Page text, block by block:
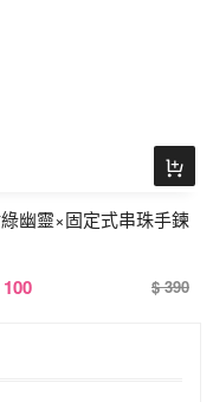
幽靈×固定式串珠手鍊
$ 390